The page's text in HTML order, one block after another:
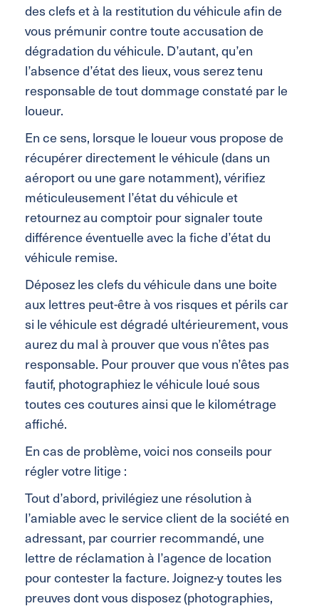
des clefs et à la restitution du véhicule afin de
vous prémunir contre toute accusation de
dégradation du véhicule. D’autant, qu’en
l’absence d’état des lieux, vous serez tenu
responsable de tout dommage constaté par le
loueur.
En ce sens, lorsque le loueur vous propose de
récupérer directement le véhicule (dans un
aéroport ou une gare notamment), vérifiez
méticuleusement l’état du véhicule et
retournez au comptoir pour signaler toute
différence éventuelle avec la fiche d’état du
véhicule remise.
Déposez les clefs du véhicule dans une boite
aux lettres peut-être à vos risques et périls car
si le véhicule est dégradé ultérieurement, vous
aurez du mal à prouver que vous n’êtes pas
responsable. Pour prouver que vous n’êtes pas
fautif, photographiez le véhicule loué sous
toutes ces coutures ainsi que le kilométrage
affiché.
En cas de problème, voici nos conseils pour
régler votre litige :
Tout d’abord, privilégiez une résolution à
l’amiable avec le service client de la société en
adressant, par courrier recommandé, une
lettre de réclamation à l’agence de location
pour contester la facture. Joignez-y toutes les
preuves dont vous disposez (photographies,